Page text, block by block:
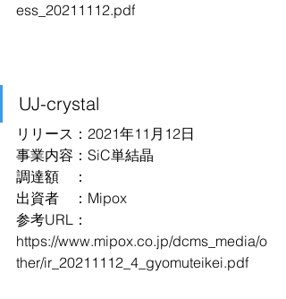
ess_20211112.pdf
UJ-crystal
リリース：2021年11月12日
事業内容：SiC単結晶
調達額　：
出資者　：Mipox
参考URL：
https://www.mipox.co.jp/dcms_media/o
ther/ir_20211112_4_gyomuteikei.pdf